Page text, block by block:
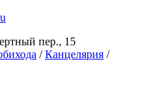
пер., 15
/ Канцелярия /